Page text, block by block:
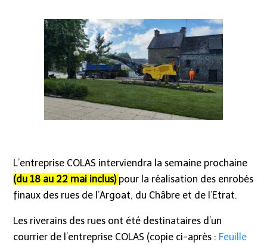
L’entreprise COLAS interviendra la semaine prochaine
(du 18 au 22 mai inclus) pour la réalisation des enrobés
finaux des rues de l’Argoat, du Châbre et de l’Etrat.
Les riverains des rues ont été destinataires d’un
courrier de l’entreprise COLAS (copie ci-après : Feuille